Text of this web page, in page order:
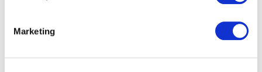
Marketing